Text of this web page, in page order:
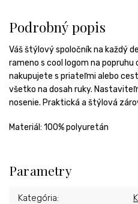
Podrobný popis
Váš štýlový spoločník na každý
rameno s cool logom na popruhu
nakupujete s priateľmi alebo
všetko na dosah ruky.
nosenie. Praktická a štýlová
Materiál: 100% polyuretán
Parametry
Kategória: